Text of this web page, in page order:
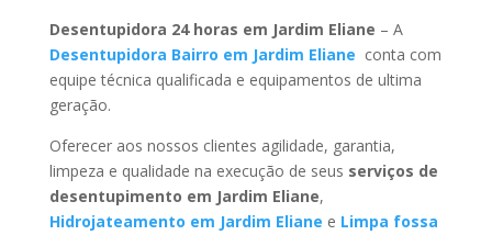
Desentupidora 24 horas em Jardim Eliane – A
Desentupidora Bairro em Jardim Eliane conta com
equipe técnica qualificada e equipamentos de ultima
geração.
Oferecer aos nossos clientes agilidade, garantia,
limpeza e qualidade na execução de seus serviços de
desentupimento em Jardim Eliane,
Hidrojateamento em Jardim Eliane e Limpa fossa